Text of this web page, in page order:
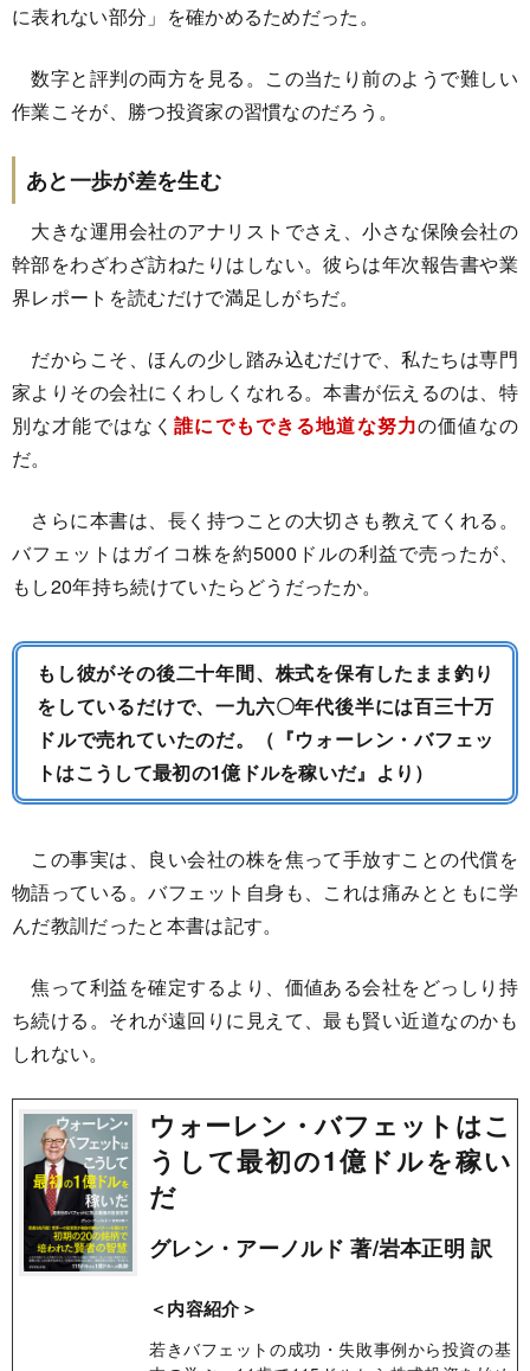
に表れない部分」を確かめるためだった。
数字と評判の両方を見る。この当たり前のようで難しい
作業こそが、勝つ投資家の習慣なのだろう。
あと一歩が差を生む
大きな運用会社のアナリストでさえ、小さな保険会社の
幹部をわざわざ訪ねたりはしない。彼らは年次報告書や業
界レポートを読むだけで満足しがちだ。
だからこそ、ほんの少し踏み込むだけで、私たちは専門
家よりその会社にくわしくなれる。本書が伝えるのは、特
別な才能ではなく誰にでもできる地道な努力の価値なの
だ。
さらに本書は、長く持つことの大切さも教えてくれる。
バフェットはガイコ株を約5000ドルの利益で売ったが、
もし20年持ち続けていたらどうだったか。
もし彼がその後二十年間、株式を保有したまま釣り
をしているだけで、一九六〇年代後半には百三十万
ドルで売れていたのだ。（『ウォーレン・バフェッ
トはこうして最初の1億ドルを稼いだ』より）
この事実は、良い会社の株を焦って手放すことの代償を
物語っている。バフェット自身も、これは痛みとともに学
んだ教訓だったと本書は記す。
焦って利益を確定するより、価値ある会社をどっしり持
ち続ける。それが遠回りに見えて、最も賢い近道なのかも
しれない。
ウォーレン・バフェットはこ
うして最初の1億ドルを稼い
だ
グレン・アーノルド 著/岩本正明 訳
＜内容紹介＞
若きバフェットの成功・失敗事例から投資の基